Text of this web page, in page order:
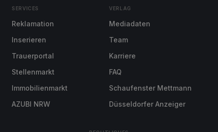
SERVICES
Reklamation
Inserieren
Trauerportal
Stellenmarkt
Immobilienmarkt
AZUBI NRW
VERLAG
Mediadaten
Team
Karriere
FAQ
Schaufenster Mettmann
Düsseldorfer Anzeiger